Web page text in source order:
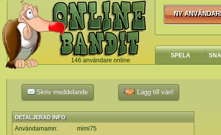
146 användare online
`
NY
NY
SPELA
Skriv meddelande Lägg till vän!
DETALJERAD INFO
Användarnamn:
mimi75